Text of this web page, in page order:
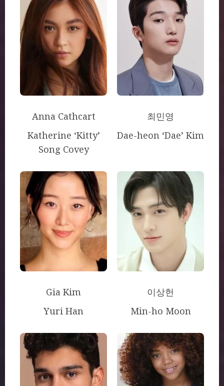
Anna Cathcart
Katherine ‘Kitty’
Song Covey
최민영
Dae-heon ‘Dae’ Kim
Gia Kim
Yuri Han
이상헌
Min-ho Moon